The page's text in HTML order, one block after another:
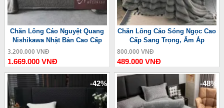
Chăn Lông Cáo Nguyệt Quang
Nishikawa Nhật Bản Cao Cấp
3.200.000 VNĐ
1.669.000 VNĐ
Chăn Lông Cáo Sóng Ngọc Cao
Cấp Sang Trọng, Ấm Áp
800.000 VNĐ
489.000 VNĐ
-42% -48%